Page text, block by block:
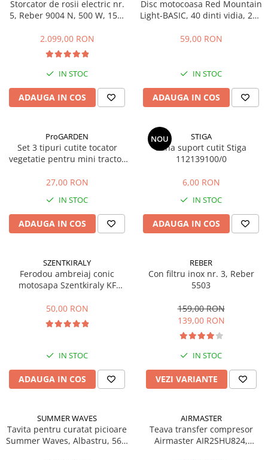
Masini de prelucrat fier-beton
Placi extra mari
Accesorii masini de taiat
Finisare si Prelucrare suprafete
Elicoptere pardoseala
Vibratoare beton
Scarificatoare beton
Aplicatoare cu banda
Accesorii prelucrare suprafete
Sisteme pompare
Pompe pentru zugravit si vopsit
Masini de tencuit
Pompe spuma poliuretanica
Echipamente marcaje rutiere
Compactoare
Cilindri vibrocompactori
Betoniere
Malaxoare
Storcator de rosii electric nr.
5, Reber 9004 N, 500 W, 150-
2.099,00 RON
IN STOC
ADAUGA IN COS
Disc motocoasa Red Mountain
Light-BASIC, 40 dinti vidia, 255
59,00 RON
IN STOC
ADAUGA IN COS
ProGARDEN
Set 3 tipuri cutite tocator
vegetatie pentru mini tractor
27,00 RON
IN STOC
ADAUGA IN COS
NOU STIGA
Pana suport cutit Stiga
112139100/0
6,00 RON
IN STOC
ADAUGA IN COS
SZENTKIRALY
Ferodou ambreiaj conic
motosapa Szentkiraly KF
50,00 RON
IN STOC
ADAUGA IN COS
REBER
Con filtru inox nr. 3, Reber
5503
159,00 RON
139,00 RON
IN STOC
VEZI VARIANTE
SUMMER WAVES
Tavita pentru curatat picioare
Summer Waves, Albastru, 56 x
AIRMASTER
Teava transfer compresor
Airmaster AIR2SHU824,